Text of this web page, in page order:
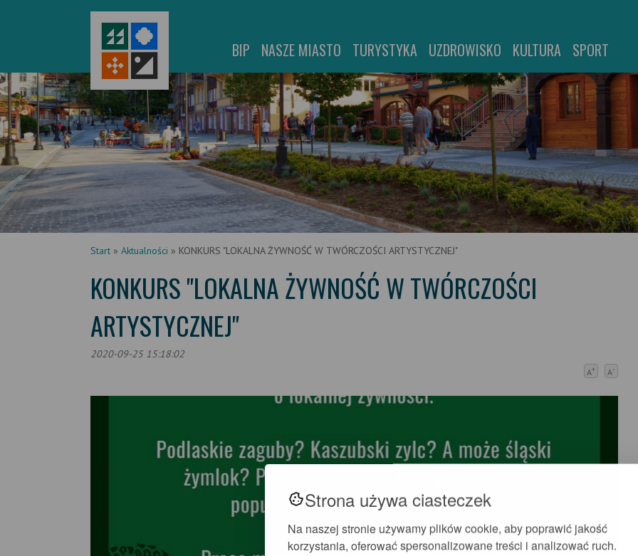
Strona używa ciasteczek
Na naszej stronie używamy plików cookie, aby poprawić jakość
korzystania, oferować spersonalizowane treści i analizować ruch.
BIP NASZE MIASTO TURYSTYKA UZDROWISKO KULTURA SPORT
Start » Aktualności » KONKURS "LOKALNA ŻYWNOŚĆ W TWÓRCZOŚCI ARTYSTYCZNEJ"
KONKURS "LOKALNA ŻYWNOŚĆ W TWÓRCZOŚCI
ARTYSTYCZNEJ"
2020-09-25 15:18:02
A+ A-